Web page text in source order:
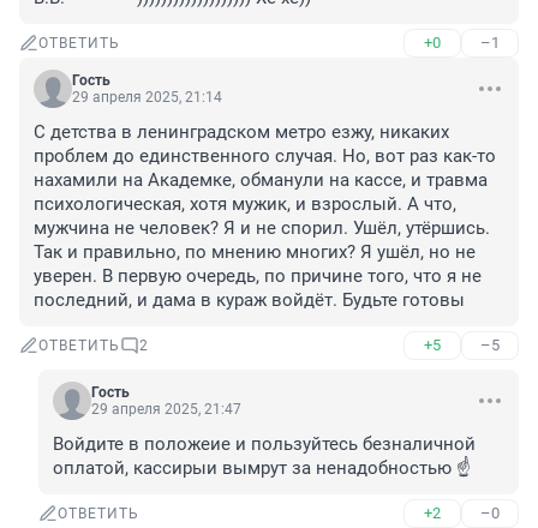
ОТВЕТИТЬ +0 –1
Гость
29 апреля 2025, 21:14
С детства в ленинградском метро езжу, никаких
проблем до единственного случая. Но, вот раз как-то
нахамили на Академке, обманули на кассе, и травма
психологическая, хотя мужик, и взрослый. А что,
мужчина не человек? Я и не спорил. Ушёл, утёршись.
Так и правильно, по мнению многих? Я ушёл, но не
уверен. В первую очередь, по причине того, что я не
последний, и дама в кураж войдёт. Будьте готовы
ОТВЕТИТЬ 2 +5 –5
Гость
29 апреля 2025, 21:47
Войдите в положеие и пользуйтесь безналичной
оплатой, кассирыи вымрут за ненадобностью ☝️
ОТВЕТИТЬ +2 –0